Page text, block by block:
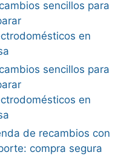
sencillos para
en
sencillos para
en
de recambios con
compra segura